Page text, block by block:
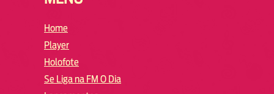
Home
Player
Holofote
Se Liga na FM O Dia